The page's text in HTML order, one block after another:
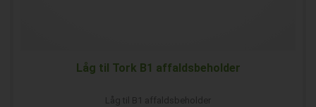
Låg til Tork B1 affaldsbeholder
Låg til B1 affaldsbeholder